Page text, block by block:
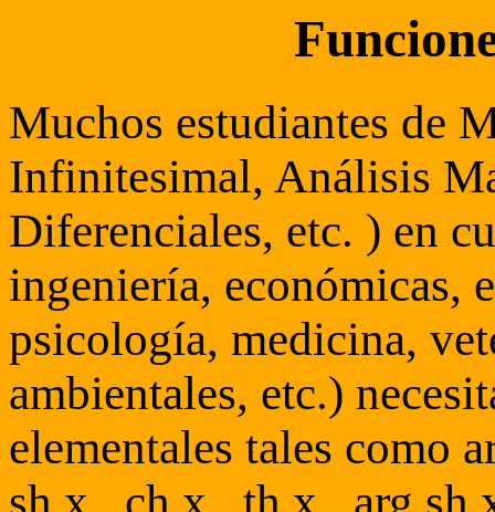
Muchos estudiantes de
Infinitesimal, Análisis
Diferenciales, etc. ) en
ingeniería, económicas,
psicología, medicina,
ambientales, etc.)
elementales tales como
sh x , ch x , th x , arg sh